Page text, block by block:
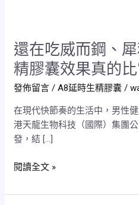
還在吃威而鋼、
精膠囊效果真的
發佈留言 /A8延時生精膠囊 /
在現代快節奏的生活中，男性
港天龍生物科技（國際）集團
發，結 […]
還
在
吃
威
而
鋼、
犀
利
士？
A8
閱讀全文 »